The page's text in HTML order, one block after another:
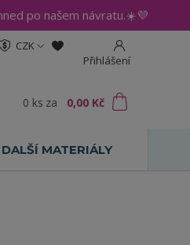
po našem návratu.☀️💜
CZK
Přihlášení
0 ks za 0,00 Kč
DALŠÍ MATERIÁLY